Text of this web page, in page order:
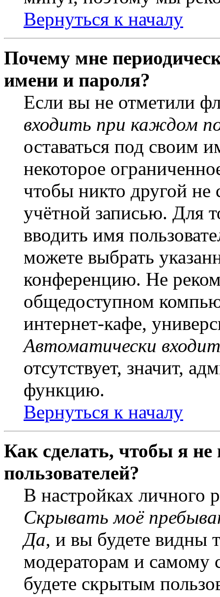
Вернуться к началу
Почему мне
имени и пароля?
Если вы не отметили
входить при каждом
оставаться под своим
некоторое
чтобы никто другой не
учётной записью. Для
вводить имя
можете выбрать
конференцию. Не
общедоступном
интернет-кафе,
Автоматически
отсутствует, значит,
функцию.
Вернуться к началу
Как сделать, чтобы я
пользователей?
В настройках личного
Скрывать моё
Да, и вы будете видны
модераторам и самому
будете скрытым